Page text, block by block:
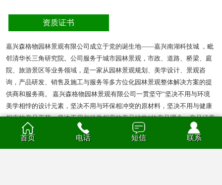
资质证书
嘉兴森格物园林景观有限公司成立于党的诞生地——嘉兴南湖科技城 ，毗
邻清华长三角研究院。公司服务于城市园林景观，市政、道路、桥梁、庭
院、旅游景区等业务领域，是一家从园林景观规划、美学设计、景观咨
询，产品研发、销售及施工与服务等多方位化园林景观整体解决方案的提
供商和服务商。 嘉兴森格物园林景观有限公司一贯坚守”坚决不用与环境
美学相悖的设计元素，坚决不用与环保相冲突的原材料，坚决不用与健康
相克的产品工艺，坚决不用与科学相背的产品结构”的产品理念。产品涵盖
多种材质的花箱、护栏、凉亭、户外座椅、葡萄架、垃圾箱等园林景观产
品。产品材质分为钣金、不锈钢、铝合金、PVC、防腐木、玻璃钢等。
首页 电话 短信 联系